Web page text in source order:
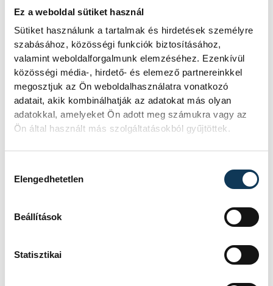
Ez a weboldal sütiket használ
Sütiket használunk a tartalmak és hirdetések személyre
szabásához, közösségi funkciók biztosításához,
valamint weboldalforgalmunk elemzéséhez. Ezenkívül
közösségi média-, hirdető- és elemező partnereinkkel
megosztjuk az Ön weboldalhasználatra vonatkozó
adatait, akik kombinálhatják az adatokat más olyan
adatokkal, amelyeket Ön adott meg számukra vagy az
Ön által használt más szolgáltatásokból gyűjtöttek.
Elengedhetetlen
Beállítások
Statisztikai